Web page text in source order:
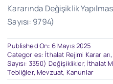
Kararında Değişiklik
Sayısı: 9794)
Published On: 6 Mayıs 2025
Categories: İthalat Rejimi Kararları
Sayısı: 3350) Değişiklikler, İthalat
Tebliğler, Mevzuat, Kanunlar